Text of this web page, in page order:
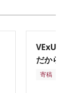
VExUS
だから
寄稿